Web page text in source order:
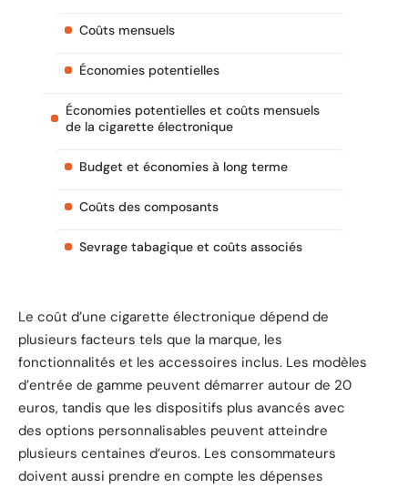
Coûts mensuels
Économies potentielles
Économies potentielles et coûts mensuels
de la cigarette électronique
Budget et économies à long terme
Coûts des composants
Sevrage tabagique et coûts associés
Le coût d’une cigarette électronique dépend de
plusieurs facteurs tels que la marque, les
fonctionnalités et les accessoires inclus. Les modèles
d’entrée de gamme peuvent démarrer autour de 20
euros, tandis que les dispositifs plus avancés avec
des options personnalisables peuvent atteindre
plusieurs centaines d’euros. Les consommateurs
doivent aussi prendre en compte les dépenses